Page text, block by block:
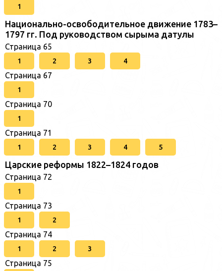
1
Национально-освободительное движение 1783–
1797 гг. Под руководством сырыма датулы
Страница 65
1 2 3 4
Страница 67
1
Страница 70
1
Страница 71
1 2 3 4 5
Царские реформы 1822–1824 годов
Страница 72
1
Страница 73
1 2
Страница 74
1 2 3
Страница 75